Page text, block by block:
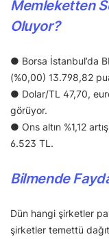
Memleketten
Oluyor?
● Borsa İstanbul’da
(%0,00) 13.798,82
● Dolar/TL 47,70,
görüyor.
● Ons altın %1,12
6.523 TL.
Bilmende
Dün hangi şirketler
şirketler temettü